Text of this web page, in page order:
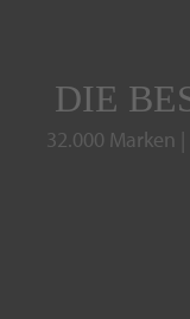
DIE
32.000 Marken